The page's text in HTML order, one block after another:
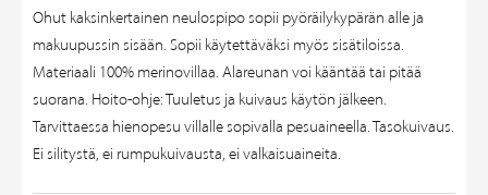
Ohut kaksinkertainen neulospipo sopii pyöräilykypärän alle ja
makuupussin sisään. Sopii käytettäväksi myös sisätiloissa.
Materiaali 100% merinovillaa. Alareunan voi kääntää tai pitää
suorana. Hoito-ohje: Tuuletus ja kuivaus käytön jälkeen.
Tarvittaessa hienopesu villalle sopivalla pesuaineella. Tasokuivaus.
Ei silitystä, ei rumpukuivausta, ei valkaisuaineita.